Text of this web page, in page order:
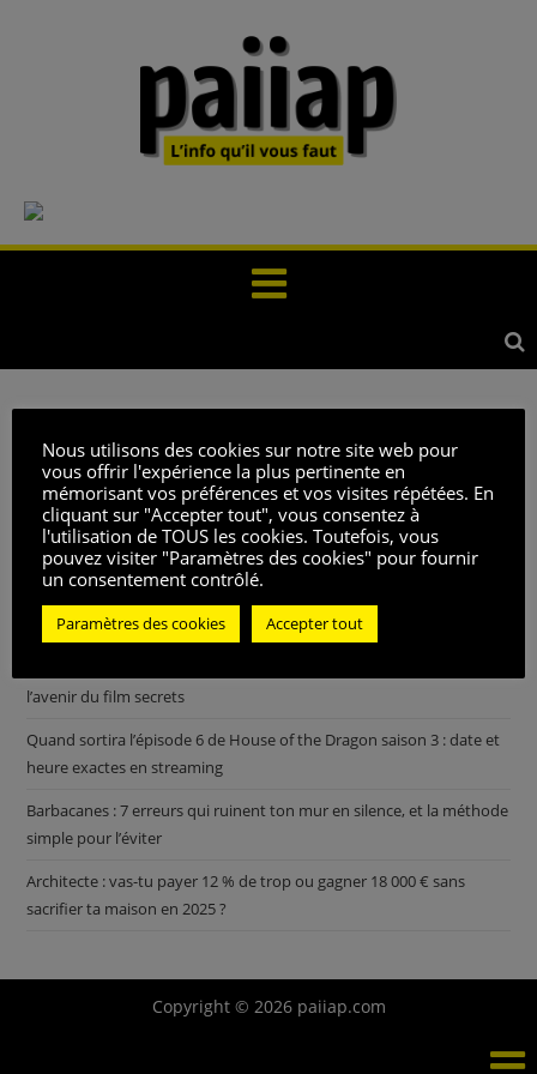
catégorie.
Derniers articles
et heures de diffusion à suivre
l’avenir du film secrets
Quand sortira l’épisode 6 de House of the Dragon saison 3 : date et
heure exactes en streaming
Barbacanes : 7 erreurs qui ruinent ton mur en silence, et la méthode
simple pour l’éviter
Architecte : vas-tu payer 12 % de trop ou gagner 18 000 € sans
sacrifier ta maison en 2025 ?
Copyright © 2026 paiiap.com
Nous utilisons des cookies sur notre site web pour
vous offrir l'expérience la plus pertinente en
mémorisant vos préférences et vos visites répétées. En
cliquant sur "Accepter tout", vous consentez à
l'utilisation de TOUS les cookies. Toutefois, vous
pouvez visiter "Paramètres des cookies" pour fournir
un consentement contrôlé.
Paramètres des cookies Accepter tout